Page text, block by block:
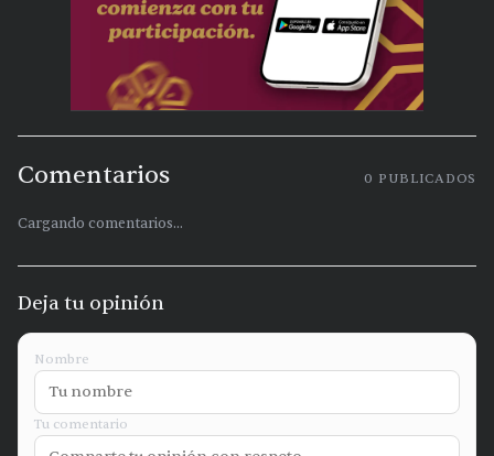
Comentarios 0 PUBLICADOS
Cargando comentarios...
Deja tu opinión
Nombre
Tu comentario